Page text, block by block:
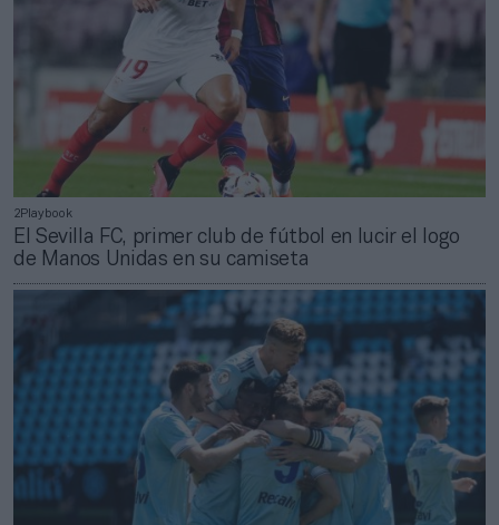
2Playbook
El Sevilla FC, primer club de fútbol en lucir el logo
de Manos Unidas en su camiseta